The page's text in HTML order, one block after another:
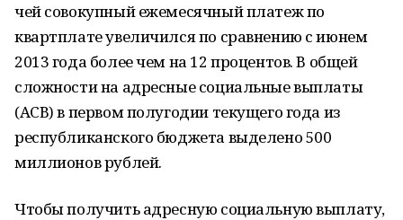
чей совокупный ежемесячный платеж по
квартплате увеличился по сравнению с июнем
2013 года более чем на 12 процентов. В общей
сложности на адресные социальные выплаты
(АСВ) в первом полугодии текущего года из
республиканского бюджета выделено 500
миллионов рублей.
Чтобы получить адресную социальную выплату,